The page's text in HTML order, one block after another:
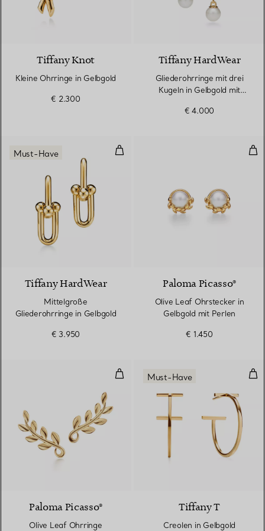
Tiffany Knot
Kleine Ohrringe in Gelbgold
€ 2.300
Tiffany HardWear
Gliederohrringe mit drei
Kugeln in Gelbgold mit
€ 4.000
Mittelgroße Gliederohrringe in
Must-Have
Tiffany HardWear
Mittelgroße
Gliederohrringe in Gelbgold
€ 3.950
Paloma Picasso®
Olive Leaf Ohrstecker in
Gelbgold mit Perlen
€ 1.450
Olive Leaf Ohrringe
Paloma Picasso®
Olive Leaf Ohrringe
Must-Have
Tiffany T
Creolen in Gelbgold